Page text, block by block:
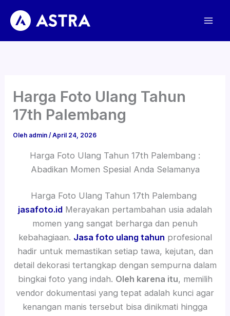
konten
Harga Foto Ulang Tahun
17th Palembang
Oleh admin/April 24, 2026
Harga Foto Ulang Tahun 17th Palembang :
Abadikan Momen Spesial Anda Selamanya
Harga Foto Ulang Tahun 17th Palembang
jasafoto.id Merayakan pertambahan usia adalah
momen yang sangat berharga dan penuh
kebahagiaan. Jasa foto ulang tahun profesional
hadir untuk memastikan setiap tawa, kejutan, dan
detail dekorasi tertangkap dengan sempurna dalam
bingkai foto yang indah. Oleh karena itu, memilih
vendor dokumentasi yang tepat adalah kunci agar
kenangan manis tersebut bisa dinikmati hingga